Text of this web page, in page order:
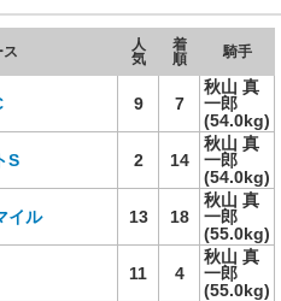
ス
人
気
着
順
騎手
9 7
秋山 真
一郎
(54.0kg)
S 2 14
秋山 真
一郎
(54.0kg)
イル 13 18
秋山 真
一郎
(55.0kg)
11 4
秋山 真
一郎
(55.0kg)